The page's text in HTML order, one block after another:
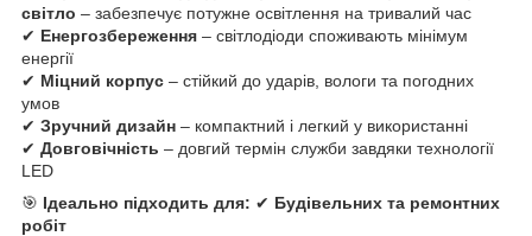
світло – забезпечує потужне освітлення на тривалий час
✔ Енергозбереження – світлодіоди споживають мінімум
енергії
✔ Міцний корпус – стійкий до ударів, вологи та погодних
умов
✔ Зручний дизайн – компактний і легкий у використанні
✔ Довговічність – довгий термін служби завдяки технології
LED
🎯 Ідеально підходить для: ✔ Будівельних та ремонтних
робіт